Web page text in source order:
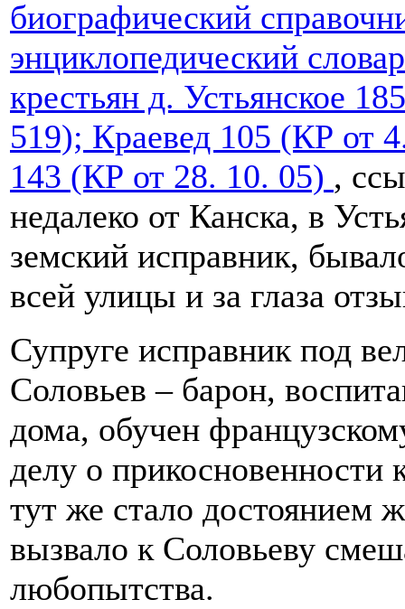
биографический
энциклопедический
крестьян д. Устьянское
519); Краевед 105 (КР от
143 (КР от 28. 10. 05) ,
недалеко от Канска, в
земский исправник,
всей улицы и за глаза
Супруге исправник под
Соловьев – барон,
дома, обучен
делу о прикосновенности
тут же стало достоянием
вызвало к Соловьеву
любопытства.